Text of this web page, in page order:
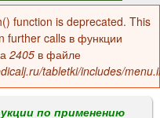
function is deprecated. This
further calls в функции
2405 в файле
tabletki/includes/
по применению